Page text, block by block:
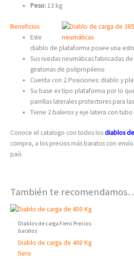
Peso: 13 kg
Beneficios
Este
diablo de plataforma posee una
Sus ruedas neumáticas fabricadas
giratorias de polipropileno
Cuenta con 2 Posiciones: diablo y
Su base es tipo plataforma por lo
parrillas laterales protectores para
Tiene 2 baleros y eje latera con tubo
Conoce el catalogo con todos losdiablos
compra, a los precios más baratos con
país
También te
Diablos de carga Fiero Precios
baratos
Diablo de carga de 400 Kg
fiero